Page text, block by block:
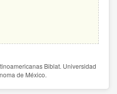
Biblat. Universidad
de México.